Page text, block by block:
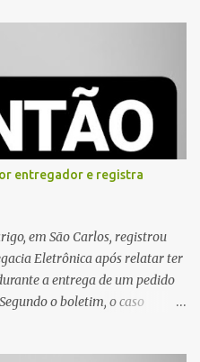
entregador e registra
em São Carlos, registrou
Eletrônica após relatar ter
a entrega de um pedido
o boletim, o caso